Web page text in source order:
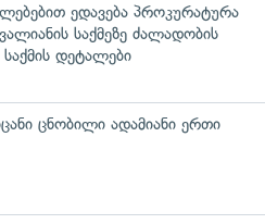
ედავება პროკურატურა
საქმეზე ძალადობის
დეტალები
ცნობილი ადამიანი ერთი